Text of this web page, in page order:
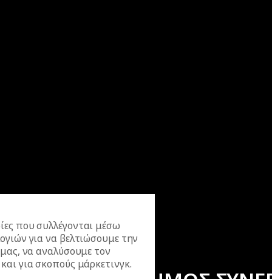
που συλλέγονται μέσω
για να βελτιώσουμε την
να αναλύσουμε τον
για σκοπούς μάρκετινγκ.